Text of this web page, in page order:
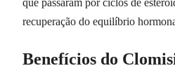
que passaram por ciclos de
recuperação do equilíbrio
Benefícios do